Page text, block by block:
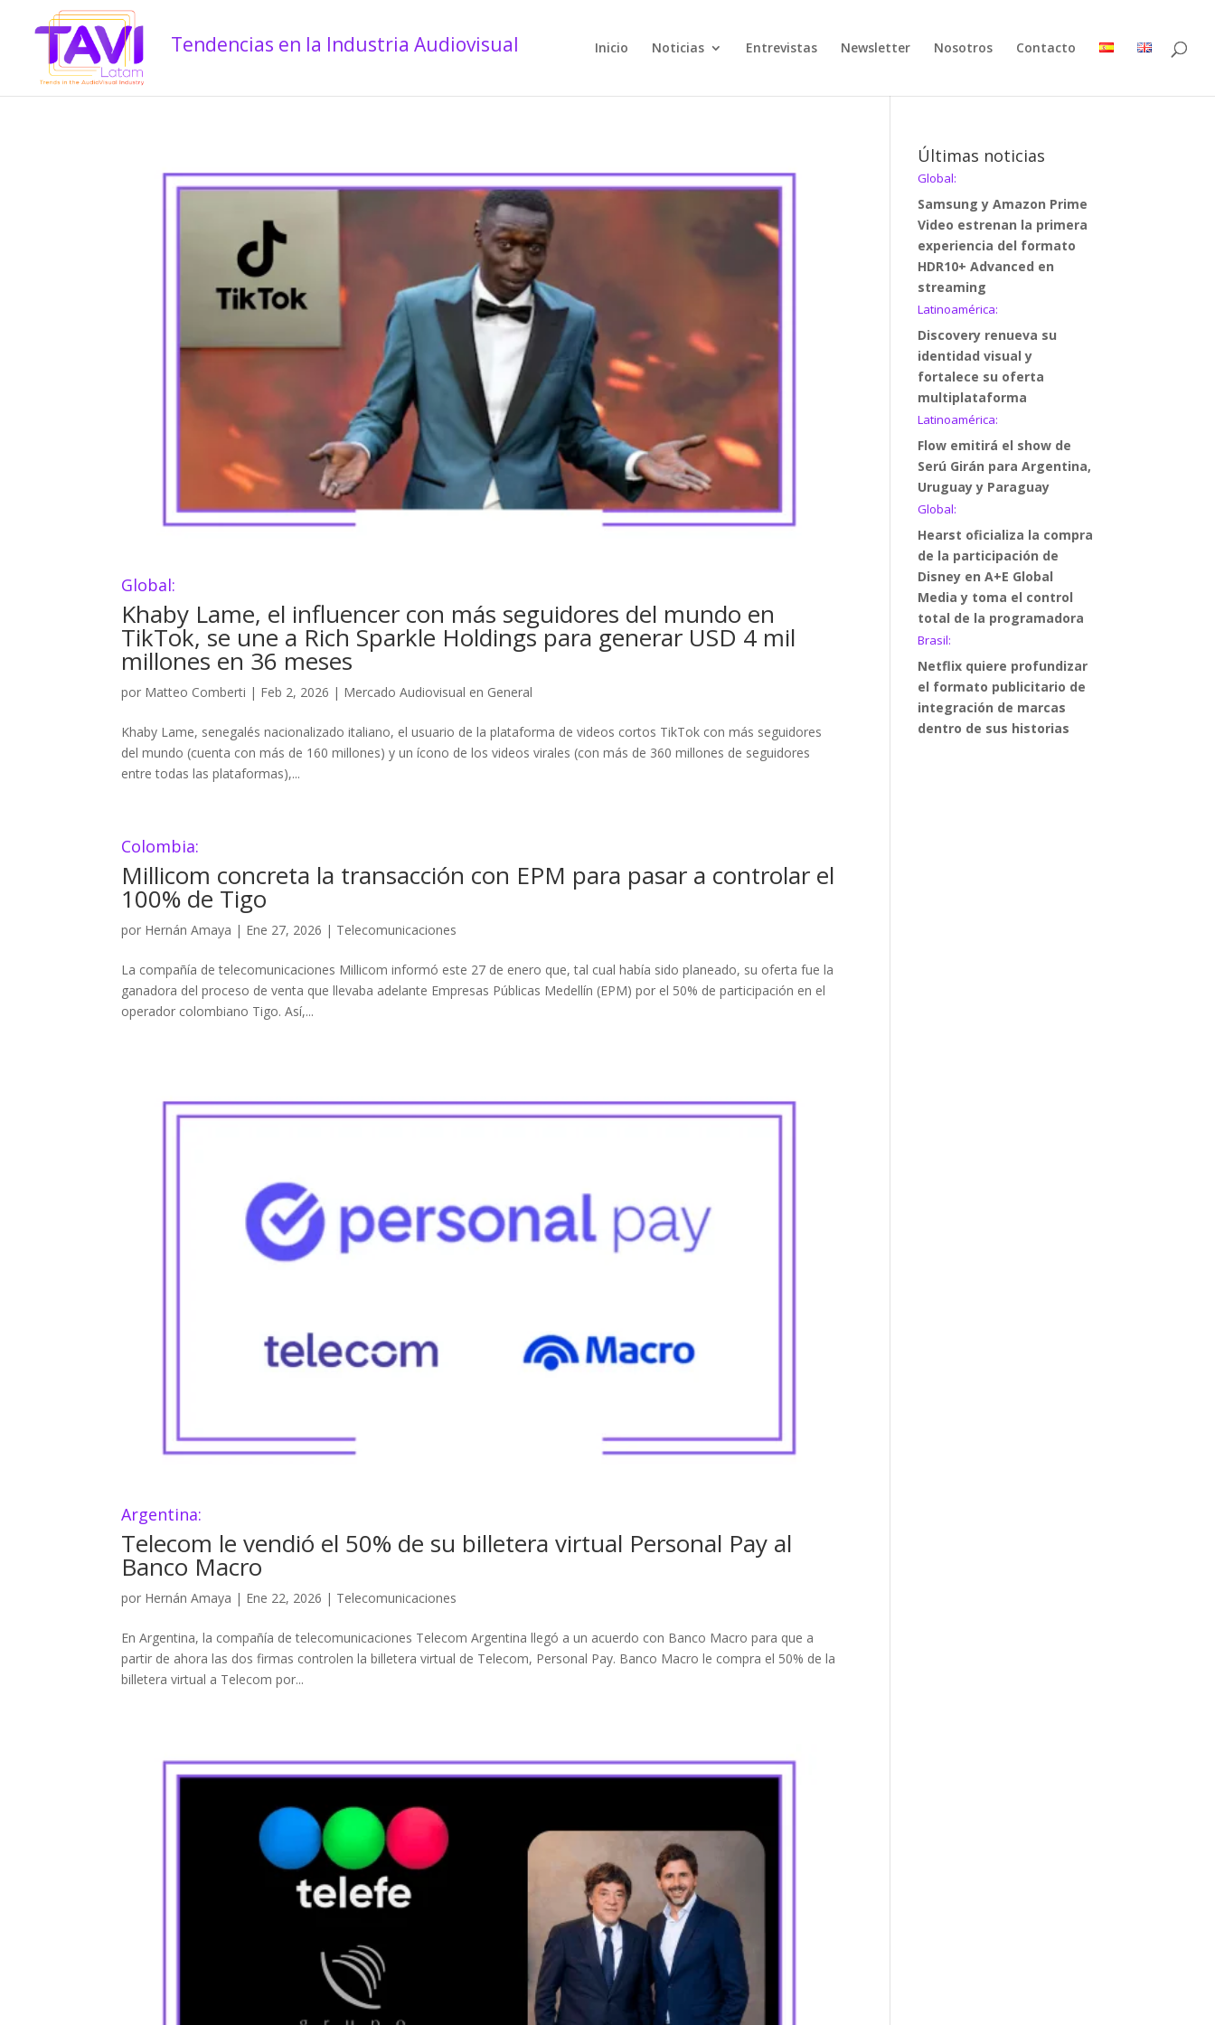
Inicio Noticias Entrevistas Newsletter Nosotros Contacto
Global:
Khaby Lame, el influencer con más seguidores del mundo en
TikTok, se une a Rich Sparkle Holdings para generar USD 4 mil
millones en 36 meses
por Matteo Comberti | Feb 2, 2026 | Mercado Audiovisual en General
Khaby Lame, senegalés nacionalizado italiano, el usuario de la plataforma de videos cortos TikTok con más seguidores
del mundo (cuenta con más de 160 millones) y un ícono de los videos virales (con más de 360 millones de seguidores
entre todas las plataformas),...
Colombia:
Millicom concreta la transacción con EPM para pasar a controlar el
100% de Tigo
por Hernán Amaya | Ene 27, 2026 | Telecomunicaciones
La compañía de telecomunicaciones Millicom informó este 27 de enero que, tal cual había sido planeado, su oferta fue la
ganadora del proceso de venta que llevaba adelante Empresas Públicas Medellín (EPM) por el 50% de participación en el
operador colombiano Tigo. Así,...
Argentina:
Telecom le vendió el 50% de su billetera virtual Personal Pay al
Banco Macro
por Hernán Amaya | Ene 22, 2026 | Telecomunicaciones
En Argentina, la compañía de telecomunicaciones Telecom Argentina llegó a un acuerdo con Banco Macro para que a
partir de ahora las dos firmas controlen la billetera virtual de Telecom, Personal Pay. Banco Macro le compra el 50% de la
billetera virtual a Telecom por...
Últimas noticias
Global:
Samsung y Amazon Prime
Video estrenan la primera
experiencia del formato
HDR10+ Advanced en
streaming
Latinoamérica:
Discovery renueva su
identidad visual y
fortalece su oferta
multiplataforma
Latinoamérica:
Flow emitirá el show de
Serú Girán para Argentina,
Uruguay y Paraguay
Global:
Hearst oficializa la compra
de la participación de
Disney en A+E Global
Media y toma el control
total de la programadora
Brasil:
Netflix quiere profundizar
el formato publicitario de
integración de marcas
dentro de sus historias